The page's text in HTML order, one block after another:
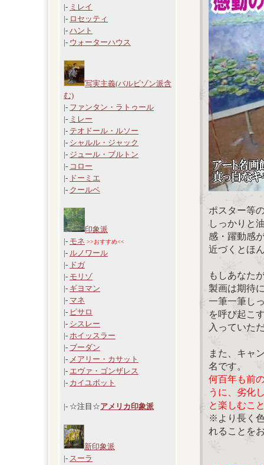
|- ミレイ
|- ロセッティ
|- ハント
|- ウォーターハウス
写実主義(バルビゾン派含
む)
|- ファンタン・ラトゥール
|- ミレー
|- テオドール・ルソー
|- シャルル・ジャック
|- ジュール・ブルトン
|- コロー
|- ドーミエ
|- クールベ
印象派
|- モネ >>おすすめ<<
|- ルノワール
|- ドガ
|- モリゾ
|- ギヨマン
|- マネ
|- ピサロ
|- シスレー
|- ホイッスラー
|- ブーダン
|- メアリー・カサット
|- エヴァ・ゴンザレス
|- カイユボット
|- ☆注目☆アメリカ印象派
新印象派
|- スーラ
ポスター等
しっかりと
感・躍動感
近づくとほ
もしあなた
製画は期待
一筆一筆し
を呼び起こ
入っていた
また、キャ
名です。
何百年も前
うに、劣化
と楽しむこ
※より長く
れることを